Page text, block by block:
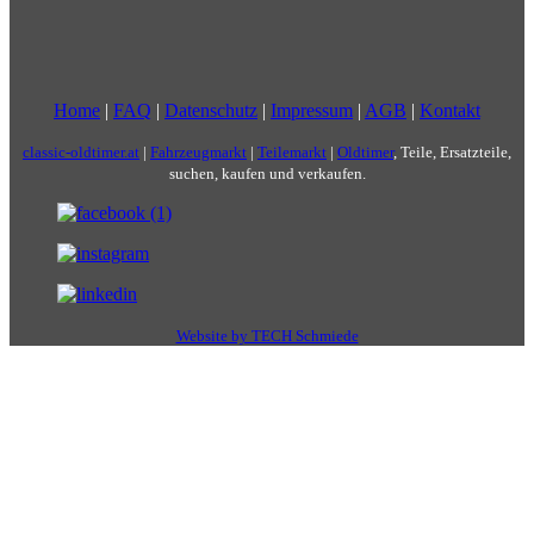
Home | FAQ | Datenschutz | Impressum | AGB | Kontakt
classic-oldtimer.at | Fahrzeugmarkt | Teilemarkt | Oldtimer, Teile, Ersatzteile,
suchen, kaufen und verkaufen.
Website by TECH Schmiede